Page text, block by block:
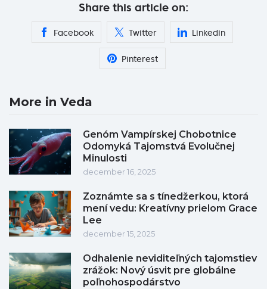
Share this article on:
Facebook Twitter Linkedin
Pinterest
More in Veda
Genóm Vampírskej Chobotnice
Odomyká Tajomstvá Evolučnej
Minulosti
december 16, 2025
Zoznámte sa s tínedžerkou, ktorá
mení vedu: Kreatívny prielom Grace
Lee
december 15, 2025
Odhalenie neviditeľných tajomstiev
zrážok: Nový úsvit pre globálne
poľnohospodárstvo